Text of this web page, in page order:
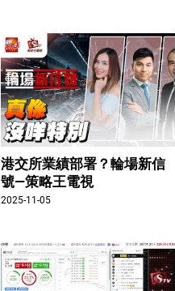
港交所業績部署？輪場新信
號—策略王電視
2025-11-05